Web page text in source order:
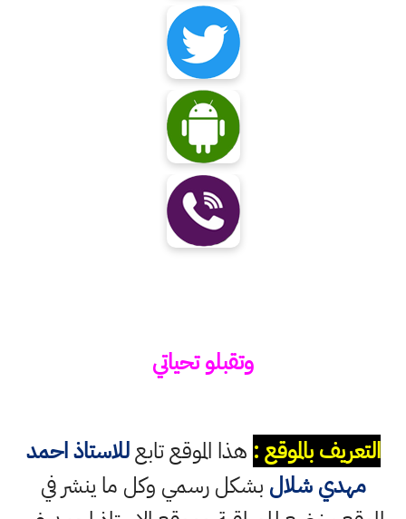
وتقبلو تحياتي
التعريف بالموقع : هذا الموقع تابعللاستاذ احمد
مهدي شلال بشكل رسمي وكل ما ينشر في